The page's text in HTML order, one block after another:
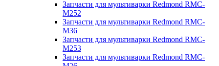
Запчасти для мультиварки Redmond RMC-
M252
Запчасти для мультиварки Redmond RMC-
M36
Запчасти для мультиварки Redmond RMC-
M253
Запчасти для мультиварки Redmond RMC-